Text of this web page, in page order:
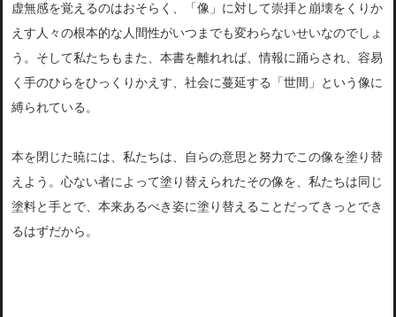
虚無感を覚えるのはおそらく、「像」に対して崇拝と崩壊をくりか
えす人々の根本的な人間性がいつまでも変わらないせいなのでしょ
う。そして私たちもまた、本書を離れれば、情報に踊らされ、容易
く手のひらをひっくりかえす、社会に蔓延する「世間」という像に
縛られている。
本を閉じた暁には、私たちは、自らの意思と努力でこの像を塗り替
えよう。心ない者によって塗り替えられたその像を、私たちは同じ
塗料と手とで、本来あるべき姿に塗り替えることだってきっとでき
るはずだから。